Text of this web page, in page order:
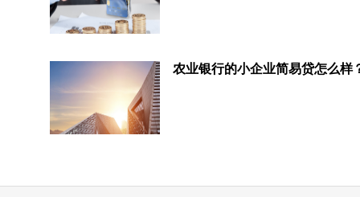
农业银行的小企业简易贷怎么样